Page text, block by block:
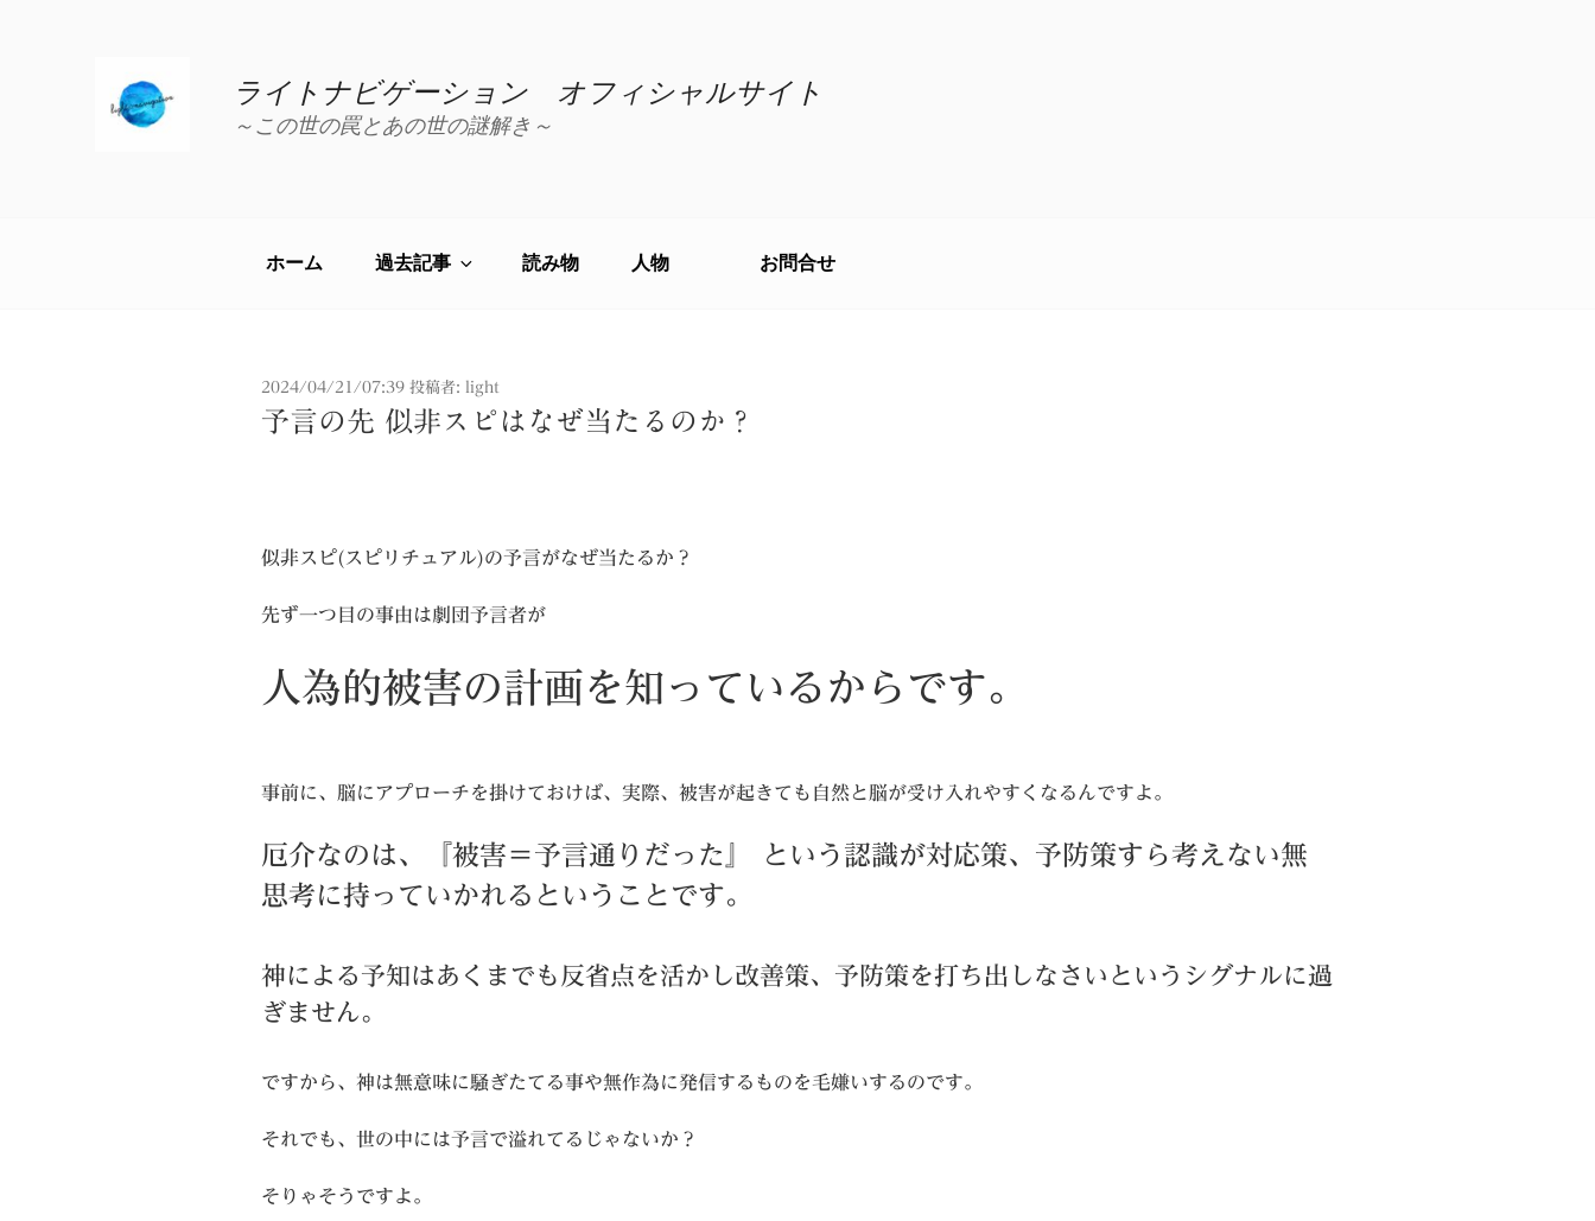
ライトナビゲーション オフィシャルサイト
～この世の罠とあの世の謎解き～
ホーム 過去記事 読み物 人物 お問合せ
投
稿
日:
2024/04/21/07:39 投稿者: light
予言の先 似非スピはなぜ当たるのか？
似非スピ(スピリチュアル)の予言がなぜ当たるか？
先ず一つ目の事由は劇団予言者が
人為的被害の計画を知っているからです。
事前に、脳にアプローチを掛けておけば、実際、被害が起きても自然と脳が受け入れやすくなるんですよ。
厄介なのは、『被害＝予言通りだった』 という認識が対応策、予防策すら考えない無
思考に持っていかれるということです。
神による予知はあくまでも反省点を活かし改善策、予防策を打ち出しなさいというシグナルに過
ぎません。
ですから、神は無意味に騒ぎたてる事や無作為に発信するものを毛嫌いするのです。
それでも、世の中には予言で溢れてるじゃないか？
そりゃそうですよ。